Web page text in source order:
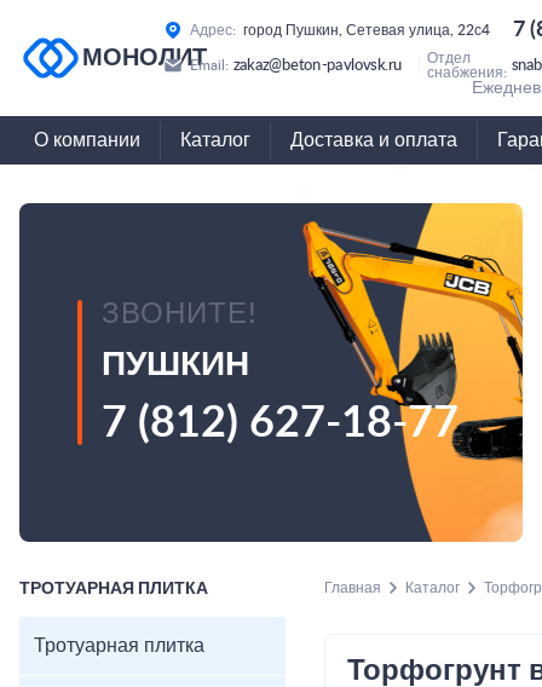
МОНОЛИТ
Адрес: город Пушкин, Сетевая улица, 22с4 7
Email: zakaz@beton-pavlovsk.ru
Отдел
снабжения:
О компании Каталог Доставка и оплата
ЗВОНИТЕ!
ПУШКИН
7 (812) 627-18-77
ТРОТУАРНАЯ ПЛИТКА
Тротуарная плитка
Главная Каталог
Торфогрунт